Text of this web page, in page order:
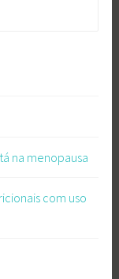
na menopausa
com uso